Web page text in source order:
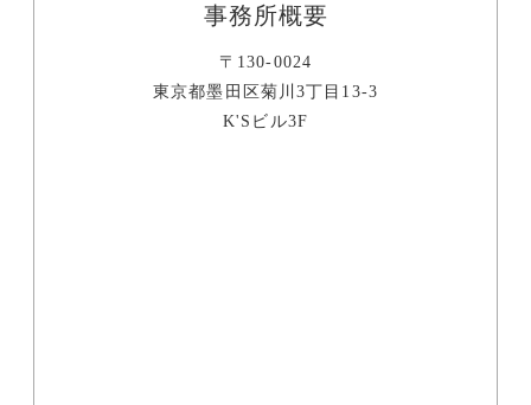
事務所概要
〒130-0024
東京都墨田区菊川3丁目13-3
K'Sビル3F